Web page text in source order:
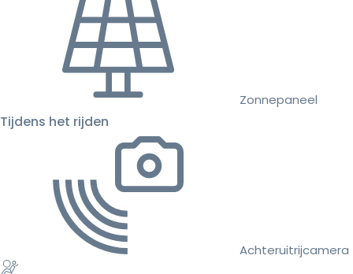
Zonnepaneel
Tijdens het rijden
Achteruitrijcamera